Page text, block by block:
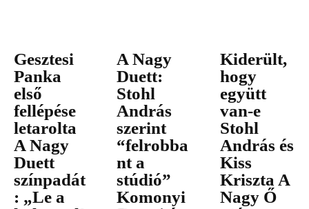
Gesztesi
Panka
első
fellépése
letarolta
A Nagy
Duett
színpadát
: „Le a
A Nagy
Duett:
Stohl
András
szerint
“felrobba
nt a
stúdió”
Komonyi
Kiderült,
hogy
együtt
van-e
Stohl
András és
Kiss
Kriszta A
Nagy Ő